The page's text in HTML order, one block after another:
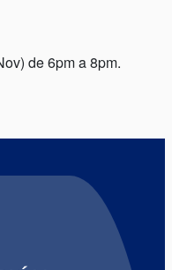
de 6pm a 8pm.